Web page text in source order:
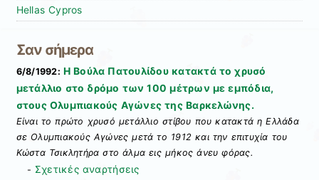
Hellas Cypros
Σαν σήμερα
6/8/1992: Η Βούλα Πατουλίδου κατακτά το χρυσό
μετάλλιο στο δρόμο των 100 μέτρων με εμπόδια,
στους Ολυμπιακούς Αγώνες της Βαρκελώνης.
Είναι το πρώτο χρυσό μετάλλιο στίβου που κατακτά η Ελλάδα
σε Ολυμπιακούς Αγώνες μετά το 1912 και την επιτυχία του
Κώστα Τσικλητήρα στο άλμα εις μήκος άνευ φόρας.
- Σχετικές αναρτήσεις